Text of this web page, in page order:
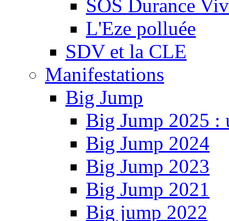
SOS Durance
L'Eze polluée
SDV et la CLE
Manifestations
Big Jump
Big Jump 2025 :
Big Jump 2024
Big Jump 2023
Big Jump 2021
Big jump 2022